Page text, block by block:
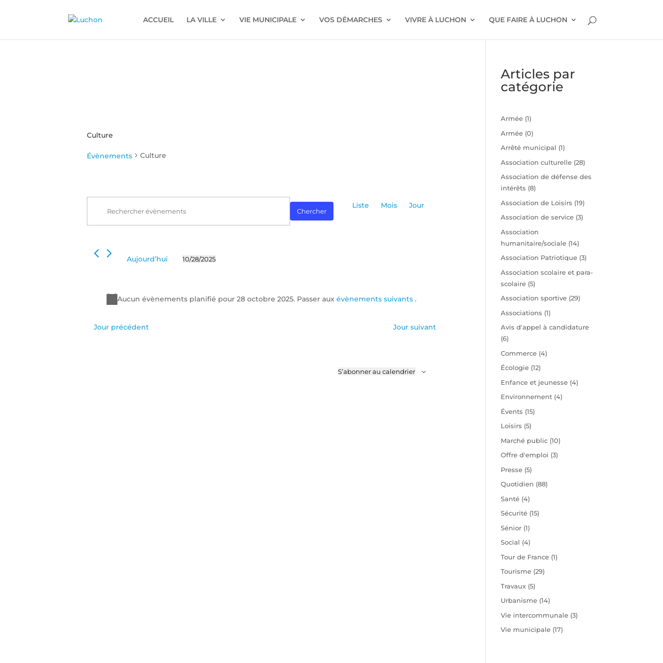
ACCUEIL LA VILLE VIE MUNICIPALE VOS DÉMARCHES VIVRE À LUCHON QUE FAIRE À LUCHON
Culture
Évènements Culture
Évènements
28
2025
Notice
Aucun évènements planifié pour 28 octobre 2025. Passer auxévènements suivants .
Recherche
vues
Évènements
Évènements
Chercher
de
Liste Mois Jour
Aujourd’hui 10/28/2025
Jour précédent Jour suivant
S’abonner au calendrier
Articles par
catégorie
Armée (1)
Armée (0)
Arrêté municipal (1)
Association culturelle (28)
Association de défense des
intérêts (8)
Association de Loisirs (19)
Association de service (3)
Association
humanitaire/sociale (14)
Association Patriotique (3)
Association scolaire et para-
scolaire (5)
Association sportive (29)
Associations (1)
Avis d'appel à candidature
(6)
Commerce (4)
Écologie (12)
Enfance et jeunesse (4)
Environnement (4)
Évents (15)
Loisirs (5)
Marché public (10)
Offre d'emploi (3)
Presse (5)
Quotidien (88)
Santé (4)
Sécurité (15)
Sénior (1)
Social (4)
Tour de France (1)
Tourisme (29)
Travaux (5)
Urbanisme (14)
Vie intercommunale (3)
Vie municipale (17)